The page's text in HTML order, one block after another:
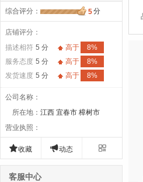
综合评分 ： 5分
店铺评分：
描述相符 5 分 高于
8%
服务态度 5 分 高于
8%
发货速度 5 分 高于 8%
公司名称 ：
所在地 ： 江西 宜春市 樟树市
营业执照 ：
收藏 动态 
客服中心